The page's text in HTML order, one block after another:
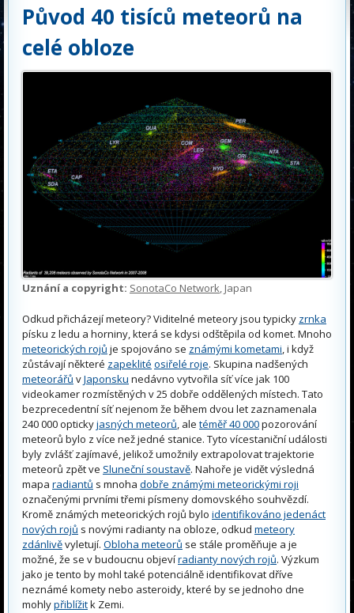
Původ 40 tisíců meteorů na
celé obloze
Uznání a copyright: SonotaCo Network, Japan
Odkud přicházejí meteory? Viditelné meteory jsou typicky zrnka
písku z ledu a horniny, která se kdysi odštěpila od komet. Mnoho
meteorických rojů je spojováno se známými kometami, i když
zůstávají některé zapeklité osiřelé roje. Skupina nadšených
meteorářů vJaponsku nedávno vytvořila síť více jak 100
videokamer rozmístěných v 25 dobře oddělených místech. Tato
bezprecedentní síť nejenom že během dvou let zaznamenala
240 000 optickyjasných meteorů, ale téměř 40 000pozorování
meteorů bylo z více než jedné stanice. Tyto vícestaniční události
byly zvlášť zajímavé, jelikož umožnily extrapolovat trajektorie
meteorů zpět ve Sluneční soustavě. Nahoře je vidět výsledná
mapa radiantů s mnoha dobře známými meteorickými roji
označenými prvními třemi písmeny domovského souhvězdí.
Kromě známých meteorických rojů bylo identifikováno jedenáct
nových rojů s novými radianty na obloze, odkud meteory
zdánlivěvyletují. Obloha meteorů se stále proměňuje a je
možné, že se v budoucnu objevíradianty nových rojů. Výzkum
jako je tento by mohl také potenciálně identifikovat dříve
neznámé komety nebo asteroidy, které by se jednoho dne
mohlypřiblížitk Zemi.